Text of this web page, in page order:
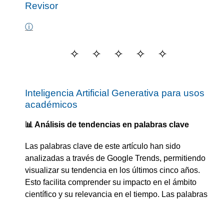
Revisor
ⓘ
Inteligencia Artificial Generativa para usos
académicos
📊 Análisis de tendencias en palabras clave
Las palabras clave de este artículo han sido
analizadas a través de Google Trends, permitiendo
visualizar su tendencia en los últimos cinco años.
Esto facilita comprender su impacto en el ámbito
científico y su relevancia en el tiempo. Las palabras